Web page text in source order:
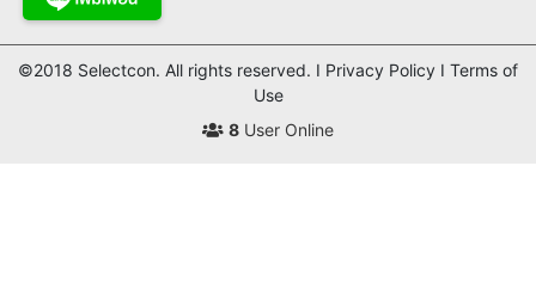
©2018 Selectcon. All rights reserved. I Privacy Policy I Terms of
Use
8 User Online